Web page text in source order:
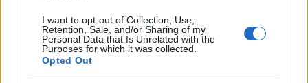
I want to opt-out of Collection, Use,
Retention, Sale, and/or Sharing of my
Personal Data that Is Unrelated with the
Purposes for which it was collected.
Opted Out
και αναφέρουν ότι έχουν μπλοκαρει περισσότερα από
60 εκατομμύρια requests μέσα στις τελευταίες ώρες.
Σύμφωνα με τον ερευνητή ασφαλείας Brian Krebs, οι